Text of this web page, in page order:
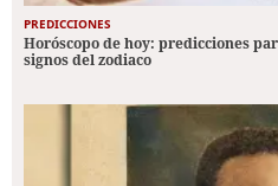
PREDICCIONES
Horóscopo de hoy: predicciones
signos del zodiaco